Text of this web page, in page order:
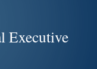
Executive